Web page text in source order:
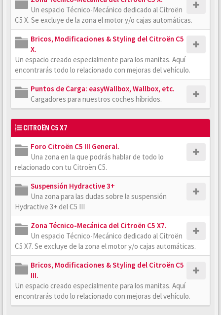
Un espacio Técnico-Mecánico dedicado al Citroën
C5 X. Se excluye de la zona el motor y/o cajas automáticas.
Bricos, Modificaciones & Styling del Citroën C5
X.
Un espacio creado especialmente para los manitas. Aquí
encontrarás todo lo relacionado con mejoras del vehículo.
Puntos de Carga: easyWallbox, Wallbox, etc.
Cargadores para nuestros coches híbridos.
CITROËN C5 X7
Foro Citroën C5 III General.
Una zona en la que podrás hablar de todo lo
relacionado con tu Citroën C5.
Suspensión Hydractive 3+
Una zona para las dudas sobre la suspensión
Hydractive 3+ del C5 III
Zona Técnico-Mecánica del Citroën C5 X7.
Un espacio Técnico-Mecánico dedicado al Citroën
C5 X7. Se excluye de la zona el motor y/o cajas automáticas.
Bricos, Modificaciones & Styling del Citroën C5
III.
Un espacio creado especialmente para los manitas. Aquí
encontrarás todo lo relacionado con mejoras del vehículo.